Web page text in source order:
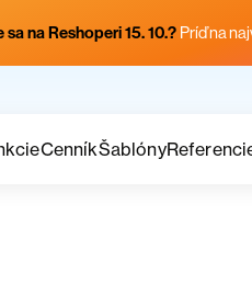
na Reshoperi 15. 10.? Príď na
CenníkŠablóny